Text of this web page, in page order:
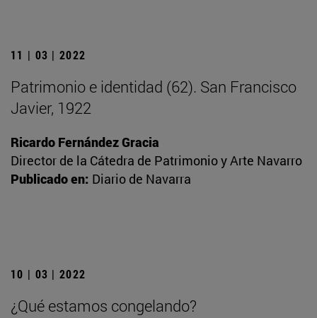
11 | 03 | 2022
Patrimonio e identidad (62). San Francisco
Javier, 1922
Ricardo Fernández Gracia
Director de la Cátedra de Patrimonio y Arte Navarro
Publicado en: Diario de Navarra
10 | 03 | 2022
¿Qué estamos congelando?